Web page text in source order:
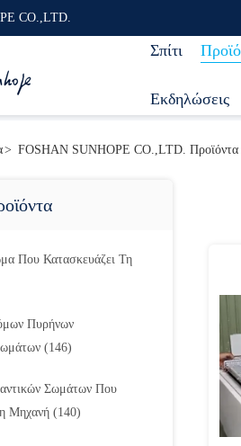
CO.,LTD.
Σπίτι
Εκδηλώσεις
> FOSHAN SUNHOPE CO.,LTD. Προϊόντα
Που Κατασκευάζει Τη
Πυρήνων
(146)
Σωμάτων Που
Μηχανή (140)